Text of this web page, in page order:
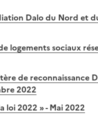
Dalo du Nord et
sociaux
de reconnaissance
2022
loi 2022 » - Mai 2022